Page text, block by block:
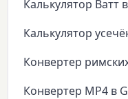
Калькулятор Ватт
Калькулятор
Конвертер
Конвертер MP4 в